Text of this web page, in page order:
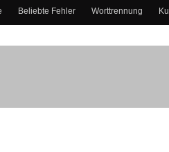
Beliebte Fehler Worttrennung